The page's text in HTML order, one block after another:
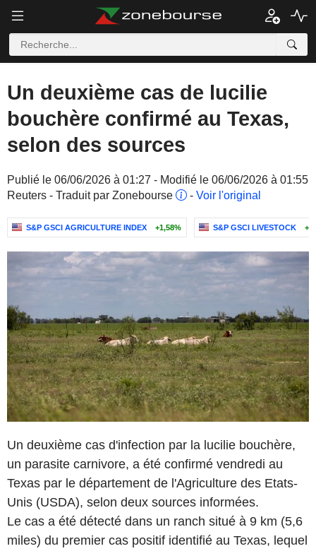
Un deuxième cas de lucilie
bouchère confirmé au Texas,
selon des sources
Publié le 06/06/2026 à 01:27 - Modifié le 06/06/2026 à 01:55
Reuters - Traduit par Zonebourse
- Voir l'original
S&P GSCI AGRICULTURE INDEX +1,58% S&P GSCI LIVESTOCK
Un deuxième cas d'infection par la lucilie bouchère,
un parasite carnivore, a été confirmé vendredi au
Texas par le département de l'Agriculture des Etats-
Unis (USDA), selon deux sources informées.
Le cas a été détecté dans un ranch situé à 9 km (5,6
miles) du premier cas positif identifié au Texas, lequel